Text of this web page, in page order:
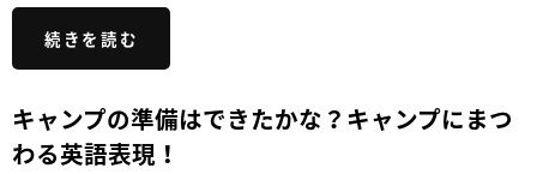
続きを読む
キャンプの準備はできたかな？キャンプにまつ
わる英語表現！